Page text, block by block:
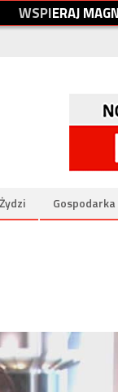
WSPIERAJMAGN
Żydzi Gospodarka